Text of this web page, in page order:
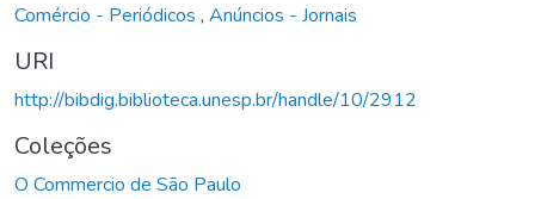
Comércio - Periódicos , Anúncios - Jornais
URI
http://bibdig.biblioteca.unesp.br/handle/10/2912
Coleções
O Commercio de São Paulo